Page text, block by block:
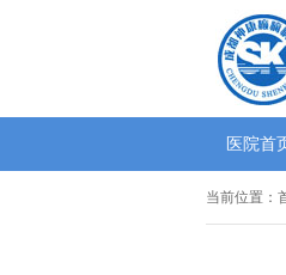
医院首
当前位置：